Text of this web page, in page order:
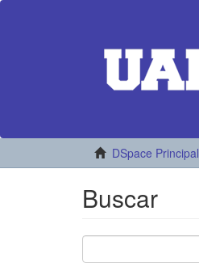
DSpace Principal
Buscar